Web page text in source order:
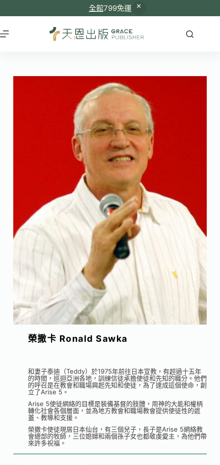
全館799免運
榮撒卡 Ronald Sawka
和妻子泰迪（Teddy）於1975年前往日本宣教，有超過十五年
的時間，巡迴亞洲各地，訓練信徒承擔使徒和先知的職分。他們
的呼召是在教會和職場興起先知和使徒，為了達成這個使命，創
立了Arise 5。
Arise 5使徒網絡的目標是裝備基督的肢體，用神的大能和權柄
轉化社會各個層面，並為地方教會和職場教會提供使徒性的遮
蓋、教導和支援。
榮撒卡使徒現居日本仙台，有三個兒子，長子是Arise 5網絡教
會總部的牧師，三位媳婦和兩個孫子女也都敬虔愛主，為他們帶
來許多祝福。